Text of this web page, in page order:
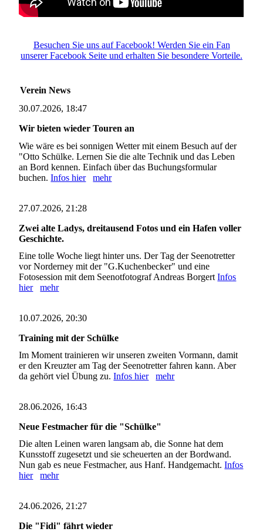
Besuchen Sie uns auf Facebook! Werden Sie ein Fan
unserer Facebook Seite und erhalten Sie besondere Vorteile.
Verein News
30.07.2026, 18:47
Wir bieten wieder Touren an
Wie wäre es bei sonnigen Wetter mit einem Besuch auf der
"Otto Schülke. Lernen Sie die alte Technik und das Leben
an Bord kennen. Einfach über das Buchungsformular
buchen.Infos hier mehr
27.07.2026, 21:28
Zwei alte Ladys, dreitausend Fotos und ein Hafen voller
Geschichte.
Eine tolle Woche liegt hinter uns. Der Tag der Seenotretter
vor Norderney mit der "G.Kuchenbecker" und eine
Fotosession mit dem Seenotfotograf Andreas BorgertInfos
hier
mehr
10.07.2026, 20:30
Training mit der Schülke
Im Moment trainieren wir unseren zweiten Vormann, damit
er den Kreuzter am Tag der Seenotretter fahren kann. Aber
da gehört viel Übung zu.Infos hier mehr
28.06.2026, 16:43
Neue Festmacher für die "Schülke"
Die alten Leinen waren langsam ab, die Sonne hat dem
Kunsstoff zugesetzt und sie scheuerten an der Bordwand.
Nun gab es neue Festmacher, aus Hanf. Handgemacht.Infos
hier
mehr
24.06.2026, 21:27
Die "Fidi" fährt wieder